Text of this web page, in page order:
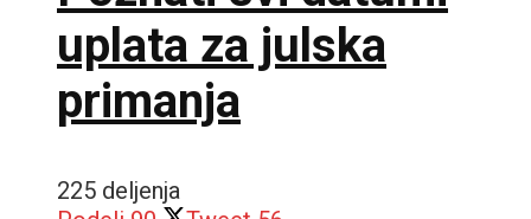
uplata za julska
primanja
225 deljenja